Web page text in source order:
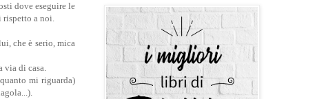
dove eseguire le
rispetto a noi.
che è serio, mica
via di casa.
mi riguarda)